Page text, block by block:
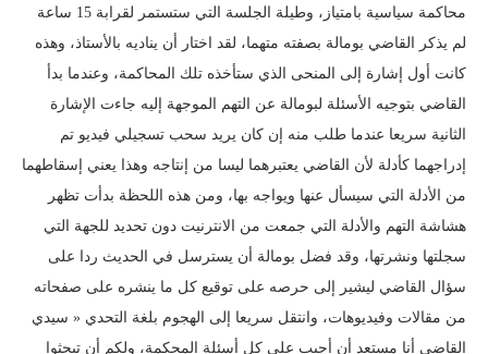
محاكمة سياسية بامتياز، وطيلة الجلسة التي ستستمر لقرابة 15 ساعة
لم يذكر القاضي بومالة بصفته متهما، لقد اختار أن يناديه بالأستاذ، وهذه
كانت أول إشارة إلى المنحى الذي ستأخذه تلك المحاكمة، وعندما بدأ
القاضي بتوجيه الأسئلة لبومالة عن التهم الموجهة إليه جاءت الإشارة
الثانية سريعا عندما طلب منه إن كان يريد سحب تسجيلي فيديو تم
إدراجهما كأدلة لأن القاضي يعتبرهما ليسا من إنتاجه وهذا يعني إسقاطهما
من الأدلة التي سيسأل عنها ويواجه بها، ومن هذه اللحظة بدأت تظهر
هشاشة التهم والأدلة التي جمعت من الانترنيت دون تحديد للجهة التي
سجلتها ونشرتها، وقد فضل بومالة أن يسترسل في الحديث ردا على
سؤال القاضي ليشير إلى حرصه على توقيع كل ما ينشره على صفحاته
من مقالات وفيديوهات، وانتقل سريعا إلى الهجوم بلغة التحدي « سيدي
القاضي أنا مستعد أن أجيب على كل أسئلة المحكمة، ولكم أن تبحثوا